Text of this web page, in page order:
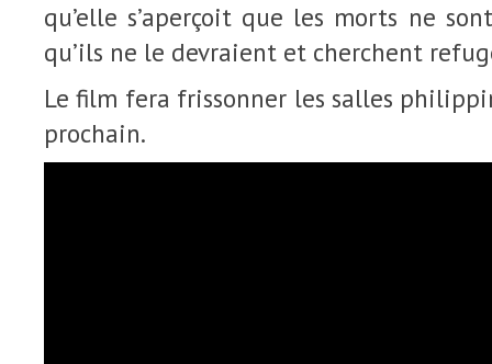
qu’elle s’aperçoit que les morts ne
qu’ils ne le devraient et cherchent
Le film fera frissonner les salles
prochain.